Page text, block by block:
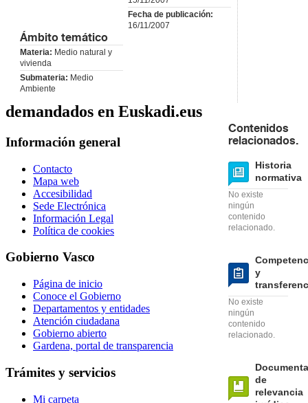
Fecha de publicación:
16/11/2007
Ámbito temático
Materia: Medio natural y
vivienda
Submateria: Medio
Ambiente
Contenidos
relacionados.
Historia
normativa
No existe
ningún
contenido
relacionado.
y
No existe
ningún
contenido
relacionado.
de
relevancia
demandados en Euskadi.eus
Información general
Contacto
Mapa web
Accesibilidad
Sede Electrónica
Información Legal
Política de cookies
Gobierno Vasco
Página de inicio
Conoce el Gobierno
Departamentos y entidades
Atención ciudadana
Gobierno abierto
Gardena, portal de transparencia
Trámites y servicios
Mi carpeta